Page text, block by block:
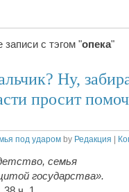
с тэгом "опека"
Ну,
просит
под ударом by Редакция
семья
государства».